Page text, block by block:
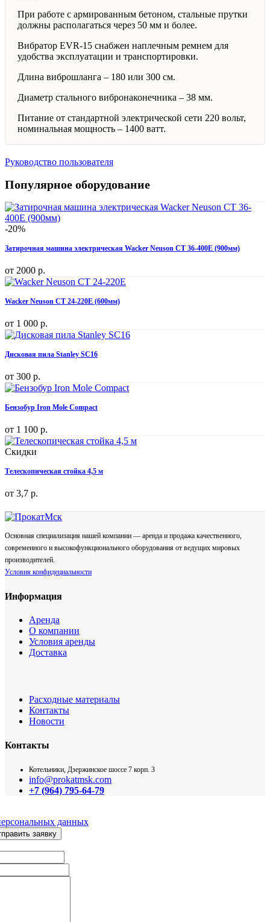
При работе с армированным бетоном, стальные прутки
должны располагаться через 50 мм и более.
Вибратор EVR-15 снабжен наплечным ремнем для
удобства эксплуатации и транспортировки.
Длина виброшланга – 180 или 300 см.
Диаметр стального вибронаконечника – 38 мм.
Питание от стандартной электрической сети 220 вольт,
номинальная мощность – 1400 ватт.
Руководство пользователя
Популярное оборудование
-20%
Затирочная машина электрическая Wacker Neuson CT 36-400E (900мм)
от 2000 р.
Wacker Neuson CT 24-220E (600мм)
от 1 000 р.
Дисковая пила Stanley SC16
от 300 р.
Бензобур Iron Mole Compact
от 1 100 р.
Скидки
Телескопическая стойка 4,5 м
от 3,7 р.
Основная специализация нашей компании — аренда и продажа качественного,
современного и высокофункционального оборудования от ведущих мировых
производителей.
Условия конфидециальности
Информация
Аренда
О компании
Условия аренды
Доставка
Расходные материалы
Контакты
Новости
Контакты
Котельники, Дзержинское шоссе 7 корп. 3
info@prokatmsk.com
+7 (964) 795-64-79
данных